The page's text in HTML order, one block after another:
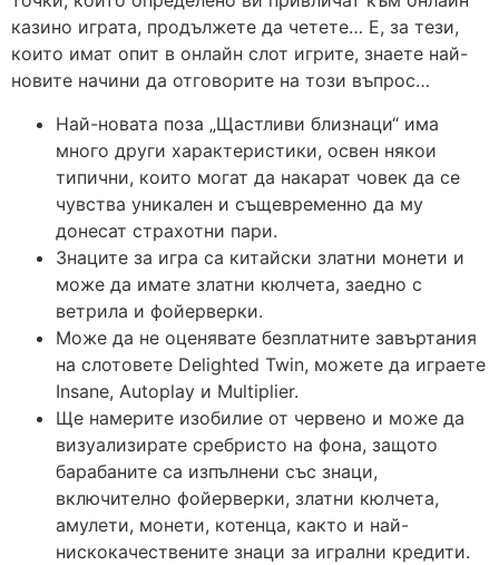
казино играта, продължете да четете… Е, за тези,
които имат опит в онлайн слот игрите, знаете най-
новите начини да отговорите на този въпрос…
Най-новата поза „Щастливи близнаци“ има
много други характеристики, освен някои
типични, които могат да накарат човек да се
чувства уникален и същевременно да му
донесат страхотни пари.
Знаците за игра са китайски златни монети и
може да имате златни кюлчета, заедно с
ветрила и фойерверки.
Може да не оценявате безплатните завъртания
на слотовете Delighted Twin, можете да играете
Insane, Autoplay и Multiplier.
Ще намерите изобилие от червено и може да
визуализирате сребристо на фона, защото
барабаните са изпълнени със знаци,
включително фойерверки, златни кюлчета,
амулети, монети, котенца, както и най-
нискокачествените знаци за игрални кредити.